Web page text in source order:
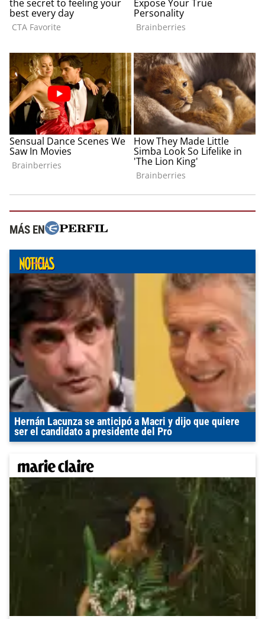
MÁS EN
Hernán Lacunza se anticipó a Macri y dijo que quiere
ser el candidato a presidente del Pro